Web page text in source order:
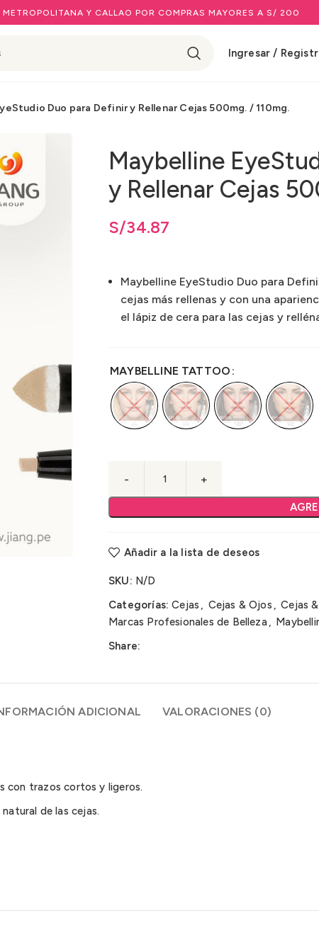
Y CALLAO POR COMPRAS MAYORES A S/ 200
Ingresar /
Duo para Definir y Rellenar Cejas 500mg. / 110mg.
Maybelline
y Rellenar Cejas
S/34.87
S/34.87
Maybelline EyeStudio Duo para
cejas más rellenas y con una
el lápiz de cera para las cejas y
MAYBELLINE TATTOO
Añadir a la lista de deseos
SKU: N/D
Categorías: Cejas , Cejas & Ojos , Cejas
Marcas Profesionales de Belleza,
Share:
ADICIONAL VALORACIONES (0)
con trazos cortos y ligeros.
de las cejas.